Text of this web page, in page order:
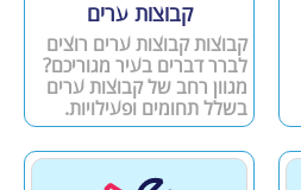
קבוצות ערים
קבוצות קבוצות ערים רוצים
לברר דברים בעיר מגוריכם?
מגוון רחב של קבוצות ערים
בשלל תחומים ופעילויות.